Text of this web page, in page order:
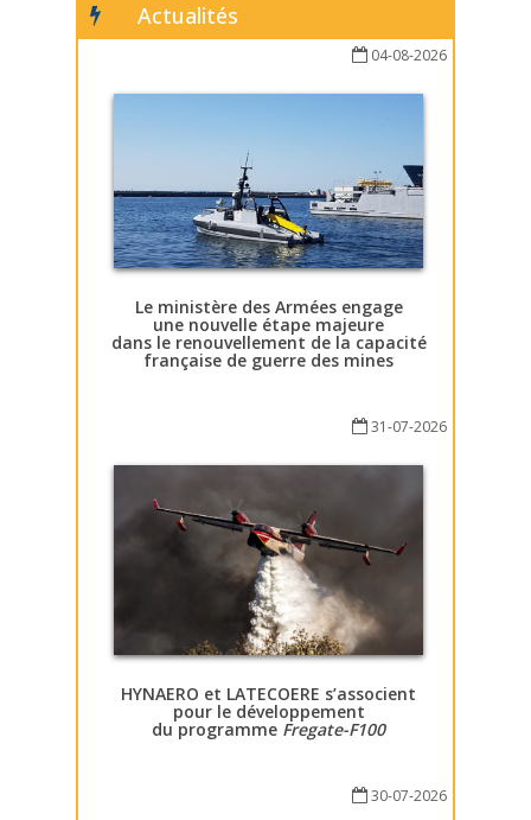
Actualités
04-08-2026
Le ministère des Armées engage
une nouvelle étape majeure
dans le renouvellement de la capacité
française de guerre des mines
31-07-2026
HYNAERO et LATECOERE s’associent
pour le développement
du programme Fregate-F100
30-07-2026